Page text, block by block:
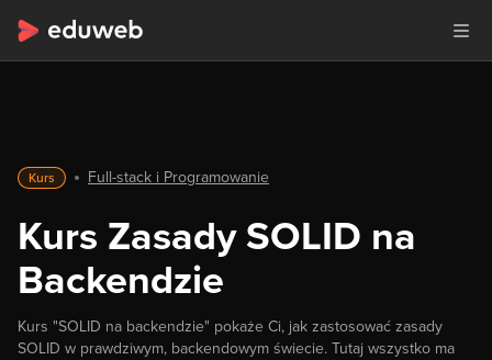
Kurs Full-stack i Programowanie
Kurs Zasady SOLID na
Backendzie
Kurs "SOLID na backendzie" pokaże Ci, jak zastosować zasady
SOLID w prawdziwym, backendowym świecie. Tutaj wszystko ma